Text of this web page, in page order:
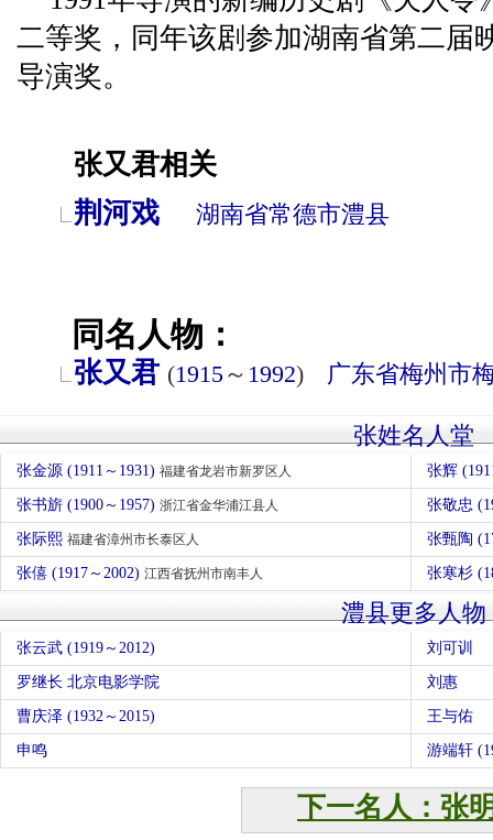
二等奖，同年该剧参加湖南省第二届
导演奖。
张又君相关
荆河戏
湖南省常德市澧县
同名人物：
张又君 (1915～ 1992) 广东省梅州市
张姓名人堂
张金源 (1911～1931) 福建省龙岩市新罗区人 张辉
张书旂 (1900～1957) 浙江省金华浦江县人 张敬忠
张际熙 福建省漳州市长泰区人 张甄陶
张僖 (1917～2002) 江西省抚州市南丰人 张寒杉
澧县更多人物
张云武 (1919～2012) 刘可训
罗继长 北京电影学院 刘惠
曹庆泽 (1932～2015) 王与佑
申鸣 游端轩
下一名人：张